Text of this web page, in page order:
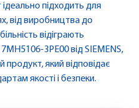
підходить для
від виробництва до
відіграють
3PE00 від SIEMENS,
продукт, який відповідає
якості і безпеки.